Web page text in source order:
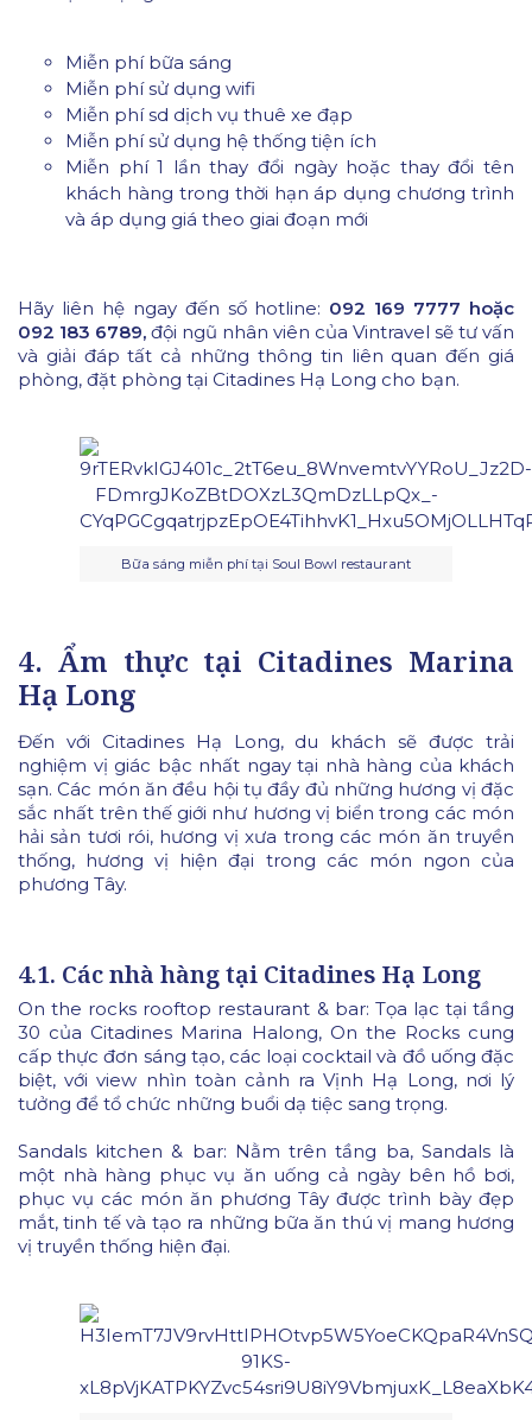
Miễn phí bữa sáng
Miễn phí sử dụng wifi
Miễn phí sd dịch vụ thuê xe đạp
Miễn phí sử dụng hệ thống tiện ích
Miễn phí 1 lần thay đổi ngày hoặc thay đổi tên
khách hàng trong thời hạn áp dụng chương trình
và áp dụng giá theo giai đoạn mới
Hãy liên hệ ngay đến số hotline: 092 169 7777 hoặc
092 183 6789, đội ngũ nhân viên của Vintravel sẽ tư vấn
và giải đáp tất cả những thông tin liên quan đến giá
phòng, đặt phòng tại Citadines Hạ Long cho bạn.
Bữa sáng miễn phí tại Soul Bowl restaurant
4. Ẩm thực tại Citadines Marina
Hạ Long
Đến với Citadines Hạ Long, du khách sẽ được trải
nghiệm vị giác bậc nhất ngay tại nhà hàng của khách
sạn. Các món ăn đều hội tụ đầy đủ những hương vị đặc
sắc nhất trên thế giới như hương vị biển trong các món
hải sản tươi rói, hương vị xưa trong các món ăn truyền
thống, hương vị hiện đại trong các món ngon của
phương Tây.
4.1. Các nhà hàng tại Citadines Hạ Long
On the rocks rooftop restaurant & bar: Tọa lạc tại tầng
30 của Citadines Marina Halong, On the Rocks cung
cấp thực đơn sáng tạo, các loại cocktail và đồ uống đặc
biệt, với view nhìn toàn cảnh ra Vịnh Hạ Long, nơi lý
tưởng để tổ chức những buổi dạ tiệc sang trọng.
Sandals kitchen & bar: Nằm trên tầng ba, Sandals là
một nhà hàng phục vụ ăn uống cả ngày bên hồ bơi,
phục vụ các món ăn phương Tây được trình bày đẹp
mắt, tinh tế và tạo ra những bữa ăn thú vị mang hương
vị truyền thống hiện đại.